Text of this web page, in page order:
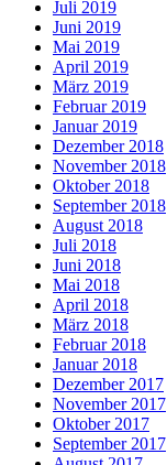
Juli 2019
Juni 2019
Mai 2019
April 2019
März 2019
Februar 2019
Januar 2019
Dezember 2018
November 2018
Oktober 2018
September 2018
August 2018
Juli 2018
Juni 2018
Mai 2018
April 2018
März 2018
Februar 2018
Januar 2018
Dezember 2017
November 2017
Oktober 2017
September 2017